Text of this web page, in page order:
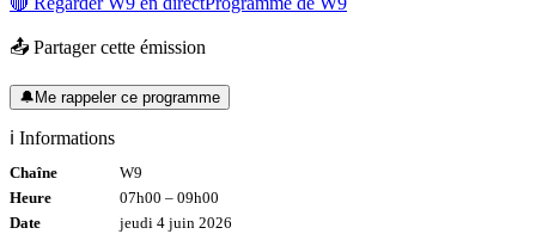
📤 Partager cette émission
🔔Me rappeler ce programme
ℹ️ Informations
Chaîne
W9
Heure
07h00 – 09h00
Date
jeudi 4 juin 2026